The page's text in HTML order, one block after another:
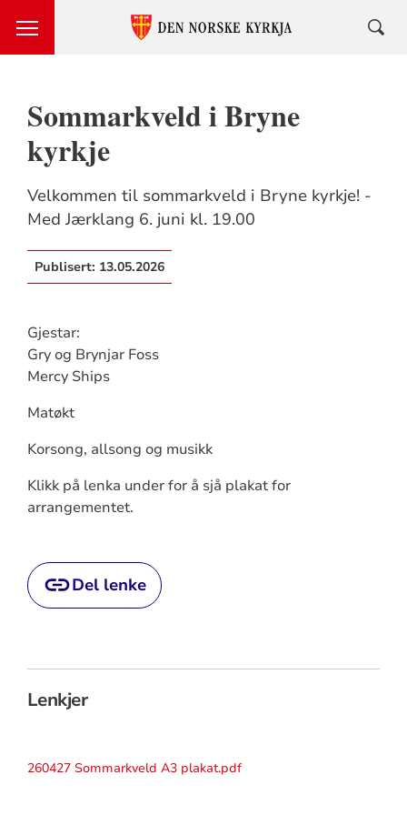
Sommarkveld i Bryne
kyrkje
Velkommen til sommarkveld i Bryne kyrkje! -
Med Jærklang 6. juni kl. 19.00
Publisert: 13.05.2026
Gjestar:
Gry og Brynjar Foss
Mercy Ships
Matøkt
Korsong, allsong og musikk
Klikk på lenka under for å sjå plakat for
arrangementet.
Del lenke
Lenkjer
260427 Sommarkveld A3 plakat.pdf